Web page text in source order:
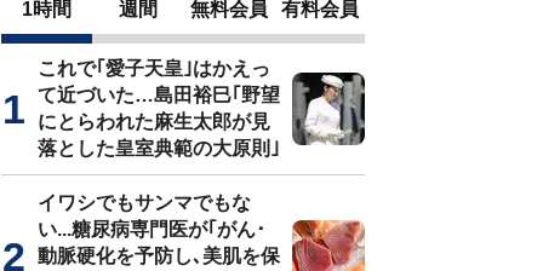
1時間 週間 無料会員 有料会員
これで｢愛子天皇｣はかえっ
て近づいた…島田裕巳｢野望
にとらわれた麻生太郎が見
落とした皇室典範の大原則｣
イワシでもサンマでもな
い...糖尿病専門医が｢がん･
動脈硬化を予防し､美肌を保